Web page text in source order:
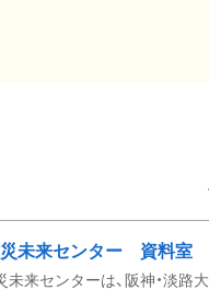
災未来センター 資料室
未来センターは、阪神・淡